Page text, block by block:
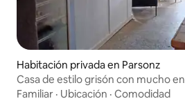
Habitación privada en Parsonz
Casa de estilo grisón con mucho
Familiar · Ubicación · Comodidad